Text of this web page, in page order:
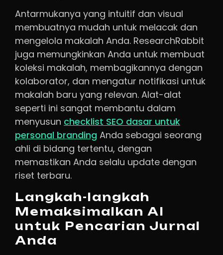
Antarmukanya yang intuitif dan visual
membuatnya mudah untuk melacak dan
mengelola makalah Anda. ResearchRabbit
juga memungkinkan Anda untuk membuat
koleksi makalah, membagikannya dengan
kolaborator, dan mengatur notifikasi untuk
makalah baru yang relevan. Alat-alat
seperti ini sangat membantu dalam
menyusun checklist SEO dasar untuk
personal branding Anda sebagai seorang
ahli di bidang tertentu, dengan
memastikan Anda selalu update dengan
riset terbaru.
Langkah-langkah
Memaksimalkan AI
untuk Pencarian Jurnal
Anda